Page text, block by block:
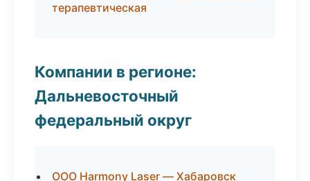
терапевтическая
Компании в регионе:
Дальневосточный
федеральный округ
ООО Harmony Laser — Хабаровск